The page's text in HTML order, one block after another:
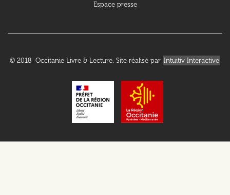
Espace presse
© 2018 Occitanie Livre & Lecture. Site réalisé par Intuitiv Interactive